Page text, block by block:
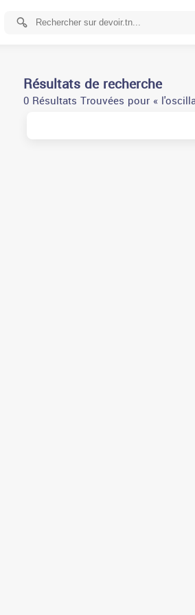
Résultats de recherche
0 Résultats Trouvées pour «